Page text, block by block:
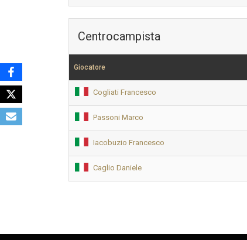
Centrocampista
Giocatore
Cogliati Francesco
Passoni Marco
Iacobuzio Francesco
Caglio Daniele